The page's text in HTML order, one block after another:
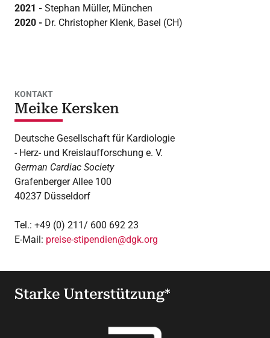
2021 - Stephan Müller, München
2020 - Dr. Christopher Klenk, Basel (CH)
KONTAKT
Meike Kersken
Deutsche Gesellschaft für Kardiologie
- Herz- und Kreislaufforschung e. V.
German Cardiac Society
Grafenberger Allee 100
40237 Düsseldorf
Tel.: +49 (0) 211/ 600 692 23
E-Mail: preise-stipendien@dgk.org
Starke Unterstützung*